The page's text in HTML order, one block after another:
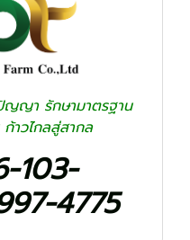
ญา รักษามาตรฐาน
าวไกลสู่สากล
103-
4775